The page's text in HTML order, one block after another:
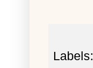
Labels: